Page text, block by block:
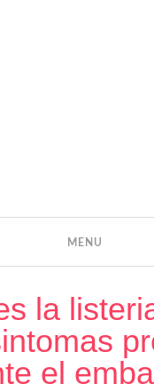
la
el